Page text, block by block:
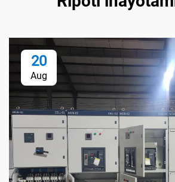
20
Aug